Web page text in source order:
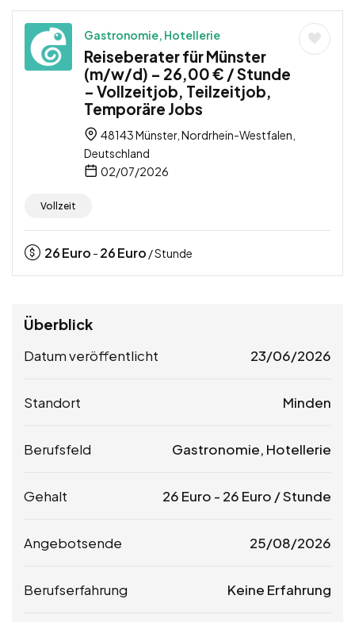
Gastronomie, Hotellerie
Reiseberater für Münster
(m/w/d) – 26,00 € / Stunde
– Vollzeitjob, Teilzeitjob,
Temporäre Jobs
48143 Münster, Nordrhein-Westfalen,
Deutschland
02/07/2026
Vollzeit
26Euro - 26Euro / Stunde
Überblick
Datum veröffentlicht 23/06/2026
Standort Minden
Berufsfeld Gastronomie, Hotellerie
Gehalt 26 Euro - 26 Euro / Stunde
Angebotsende 25/08/2026
Berufserfahrung Keine Erfahrung